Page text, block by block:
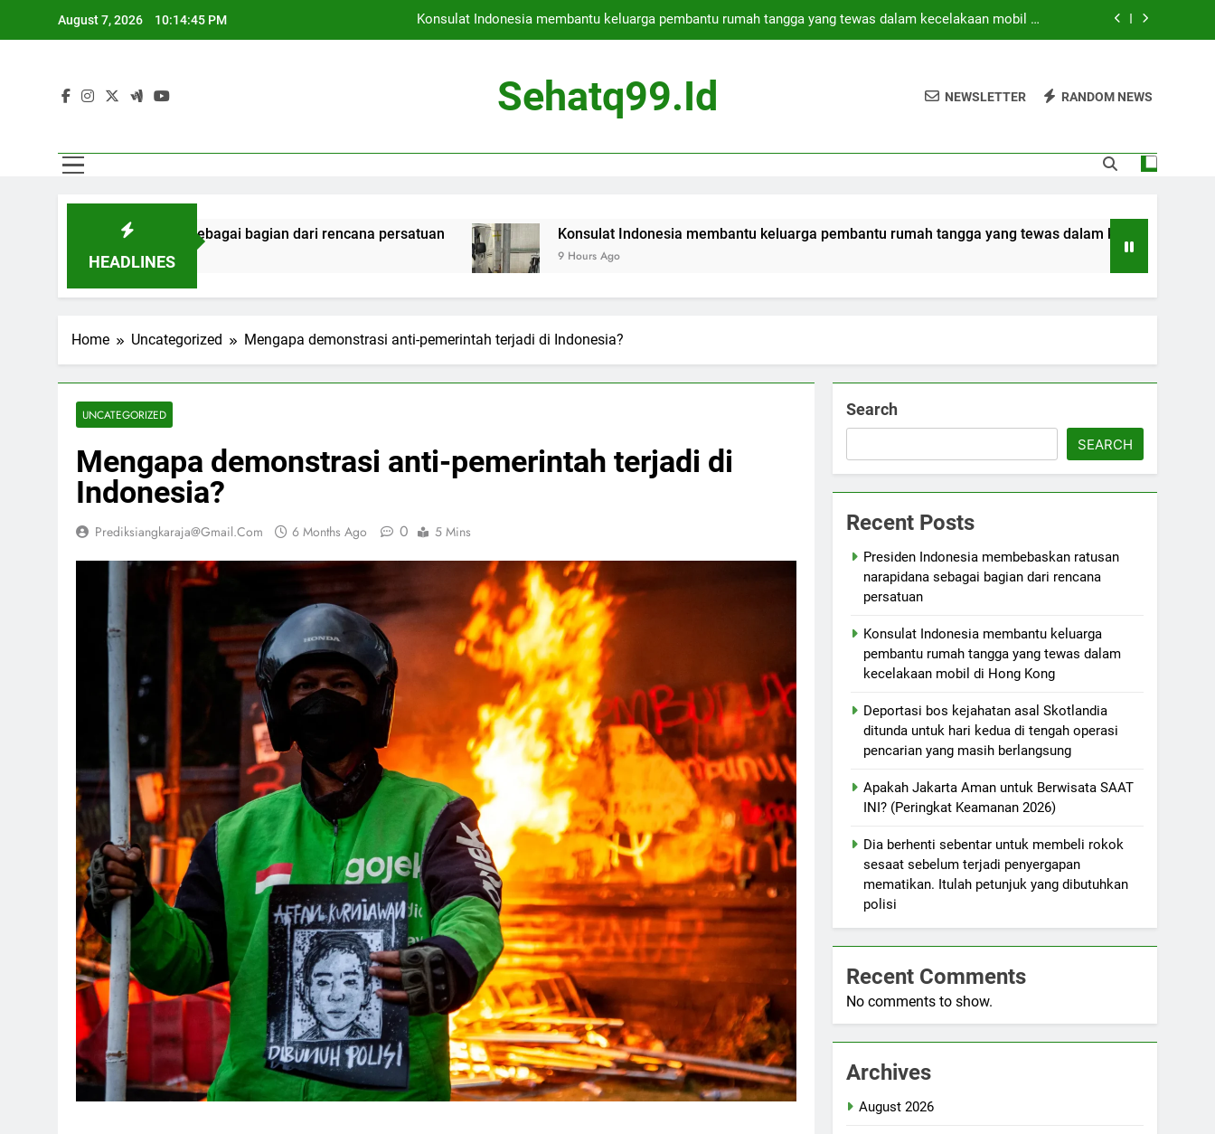
August 7, 2026 10:14:46 PM
Konsulat Indonesia membantu keluarga pembantu rumah tangga yang tewas dalam kecelakaan mobil di
Apakah Jakarta Aman untuk Berwisata SAAT INI? (Peringkat Keamanan 2026)
berlangsung
Apakah Jakarta Aman untuk Berwisata SAAT INI? (Peringkat Keamanan 2026)
Sehatq99.id NEWSLETTER RANDOM NEWS
HEADLINES
sebagai bagian dari rencana persatuan Konsulat Indonesia membantu keluarga pembantu rumah tangga yang tewas dalam kecelakaan mobil di Hong Kong
9 Hours Ago
Home Uncategorized Mengapa demonstrasi anti-pemerintah terjadi di Indonesia?
UNCATEGORIZED
Mengapa demonstrasi anti-pemerintah terjadi di
Indonesia?
Prediksiangkaraja@gmail.com 6 Months Ago 0 5 Mins
Search
SEARCH
Recent Posts
Presiden Indonesia membebaskan ratusan
narapidana sebagai bagian dari rencana
persatuan
Konsulat Indonesia membantu keluarga
pembantu rumah tangga yang tewas dalam
kecelakaan mobil di Hong Kong
Deportasi bos kejahatan asal Skotlandia
ditunda untuk hari kedua di tengah operasi
pencarian yang masih berlangsung
Apakah Jakarta Aman untuk Berwisata SAAT
INI? (Peringkat Keamanan 2026)
Dia berhenti sebentar untuk membeli rokok
sesaat sebelum terjadi penyergapan
mematikan. Itulah petunjuk yang dibutuhkan
polisi
Recent Comments
No comments to show.
Archives
August 2026